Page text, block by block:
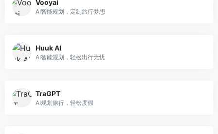
Vooyai
AI智能规划，定制旅行梦想
Huuk AI
AI智能规划，轻松出行无忧
TraGPT
AI规划旅行，轻松度假